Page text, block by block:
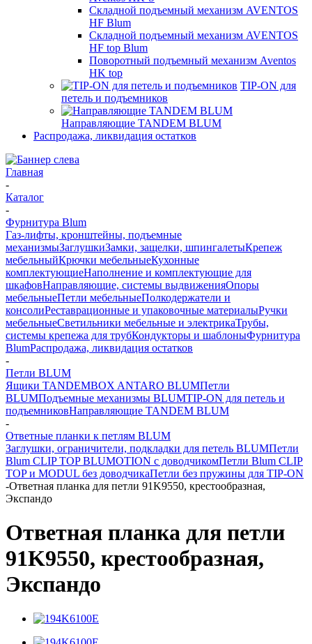
Складной подъемный механизм AVENTOS
HF Blum
Складной подъемный механизм AVENTOS
HF top Blum
Поворотный подъемный механизм Aventos
HK top
TIP-ON для
петель и подъемников
Направляющие TANDEM BLUM
Распродажа, ликвидация остатков
Главная
-
Каталог
-
Фурнитура Blum
Газ-лифты, кронштейны, подъемные
механизмыЗаглушкиЗамки, защелки, шпингалетыКрепеж
мебельныйКрючки мебельныеКухонные
комплектующиеНаполнение и комплектующие для
шкафовНаправляющие, системы выдвиженияОпоры
мебельныеПетли мебельныеПолкодержатели и
консолиРеставрационные и упаковочные материалыРучки
мебельныеСветильники мебельные и электрикаТрубы,
системы крепежа для трубКондукторы и шаблоныФурнитура
BlumРаспродажа, ликвидация остатков
-
Петли BLUM
Ящики TANDEMBOX ANTARO BLUMПетли
BLUMПодъемные механизмы BLUMTIP-ON для петель и
подъемниковНаправляющие TANDEM BLUM
-
Ответные планки к петлям BLUM
Заглушки, ограничители, подкладки для петель BLUMПетли
Blum CLIP TOP BLUMOTION с доводчикомПетли Blum CLIP
TOP и MODUL без доводчикаПетли без пружины для TIP-ON
-Ответная планка для петли 91K9550, крестообразная,
Экспандо
Ответная планка для петли
91K9550, крестообразная,
Экспандо